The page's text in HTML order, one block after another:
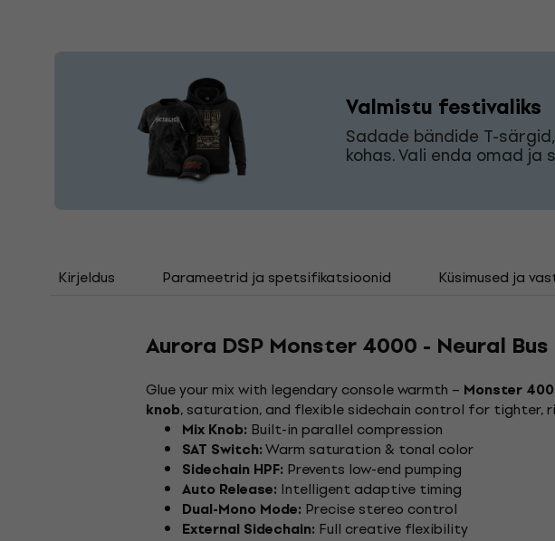
Valmistu festivaliks
Sadade bändide T-
kohas. Vali enda omad
Kirjeldus Parameetrid ja spetsifikatsioonid Küsimused ja
Aurora DSP Monster 4000 - Neural
Glue your mix with legendary console warmth – Monster
knob, saturation, and flexible sidechain control for tighter,
Mix Knob: Built-in parallel compression
SAT Switch:Warm saturation & tonal color
Sidechain HPF: Prevents low-end pumping
Auto Release: Intelligent adaptive timing
Dual-Mono Mode: Precise stereo control
External Sidechain: Full creative flexibility